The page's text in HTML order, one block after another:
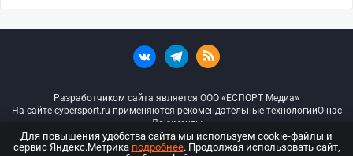
Разработчиком сайта является ООО «ЕСПОРТ Медиа»
На сайте cybersport.ru применяются рекомендательные технологииО нас
Документы
© ООО «Киберспорт.ру» — Все права защищены
Для повышения удобства сайта мы используем cookie-файлы и
сервис Яндекс.Метрика подробнее. Продолжая использовать сайт,